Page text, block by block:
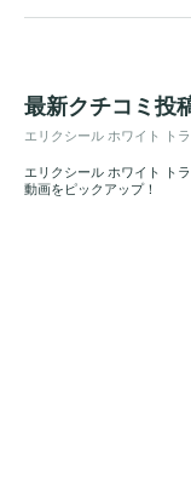
最新クチコミ投
エリクシール ホワイト ト
エリクシール ホワイト ト
動画をピックアップ！